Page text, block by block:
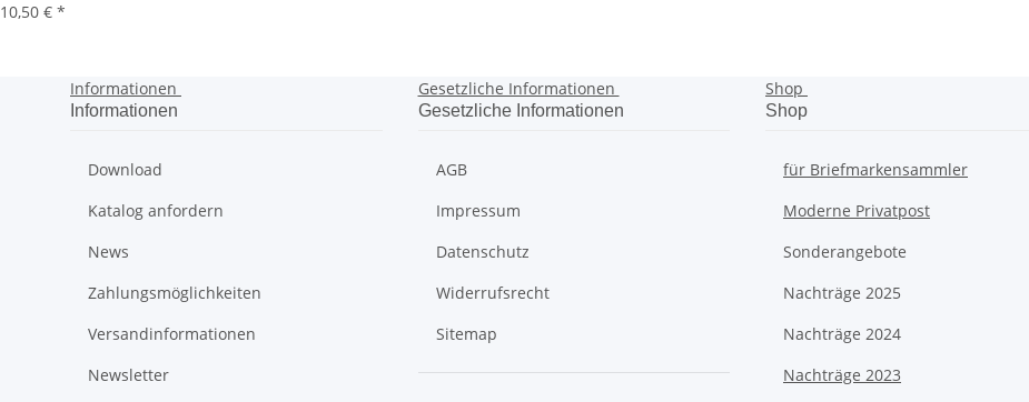
10,50 € *
Informationen
Informationen
Download
Katalog anfordern
News
Zahlungsmöglichkeiten
Versandinformationen
Newsletter
Gesetzliche Informationen
Gesetzliche Informationen
AGB
Impressum
Datenschutz
Widerrufsrecht
Sitemap
Shop
Shop
für Briefmarkensammler
Moderne Privatpost
Sonderangebote
Nachträge 2025
Nachträge 2024
Nachträge 2023